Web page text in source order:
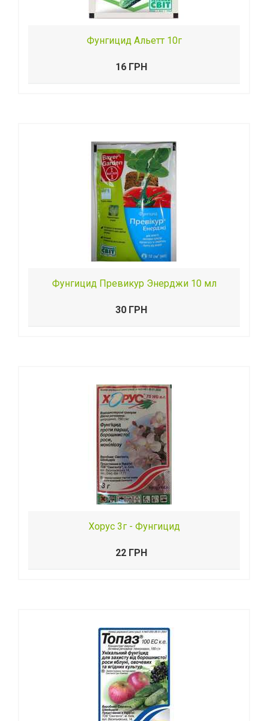
Фунгицид Альетт 10г
16 ГРН
Фунгицид Превикур Энерджи 10 мл
30 ГРН
Хорус 3г - Фунгицид
22 ГРН